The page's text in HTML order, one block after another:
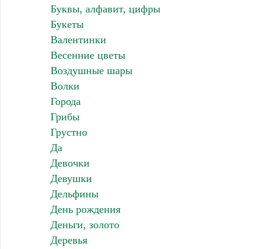
Буквы, алфавит, цифры
Букеты
Валентинки
Весенние цветы
Воздушные шары
Волки
Города
Грибы
Грустно
Да
Девочки
Девушки
Дельфины
День рождения
Деньги, золото
Деревья